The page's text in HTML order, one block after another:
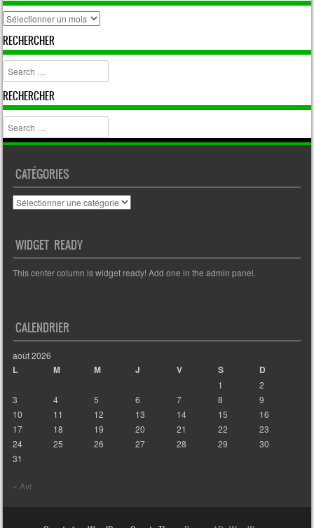
archive
RECHERCHER
Search
RECHERCHER
Search
CATÉGORIES
Catégories
WIDGET READY
This center column is widget ready! Add one in the admin panel.
CALENDRIER
août 2026
L M M J V S D
1
2
3
4 5 6 7 8
9
10
11 12 13 14 15
16
17
18 19 20 21 22
23
24
25 26 27 28 29
30
31
« Avr